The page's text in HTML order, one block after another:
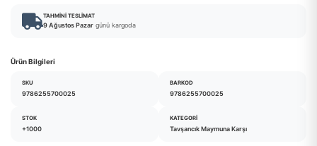
TAHMINI TESLIMAT
9 Ağustos Pazar günü kargoda
Ürün Bilgileri
SKU
9786255700025
BARKOD
9786255700025
STOK
+1000
KATEGORI
Tavşancık Maymuna Karşı